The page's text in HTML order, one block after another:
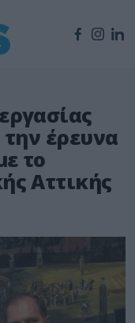
έρευνα
το
Αττικής